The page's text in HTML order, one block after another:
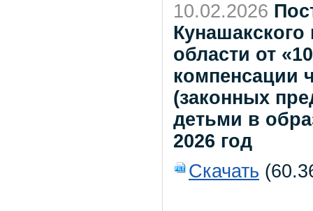
10.02.2026
области от
компенсации
(законных
детьми в
2026 год
Скачать